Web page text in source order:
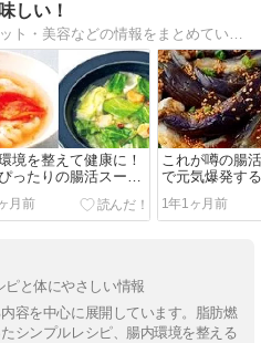
しい！
料理・レシピを中心にダイエット・美容などの情報をまとめています
境を整えて健康に！
ったりの腸活スープ
月前
これが噂の腸
で元気爆発す
シピｗｗｗ
1年1ヶ月前
ピと体にやさしい情報
容を中心に展開しています。脂肪燃
シンプルレシピ、腸内環境を整える